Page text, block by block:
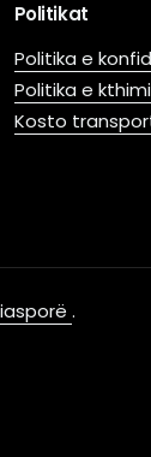
Politikat
Politika e
Politika e
Kosto
.